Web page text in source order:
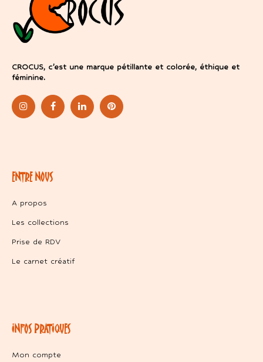
CROCUS, c’est une marque pétillante et colorée, éthique et
féminine.
ENTRE NOUS
A propos
Les collections
Prise de RDV
Le carnet créatif
INFOS PRATIQUES
Mon compte